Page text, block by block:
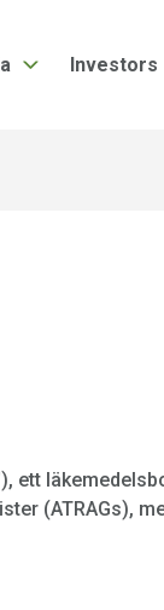
Investors
ett
(ATRAGs),